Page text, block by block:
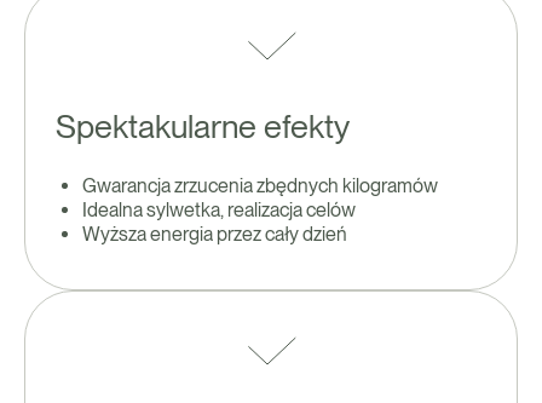
Spektakularne efekty
Gwarancja zrzucenia zbędnych kilogramów
Idealna sylwetka, realizacja celów
Wyższa energia przez cały dzień